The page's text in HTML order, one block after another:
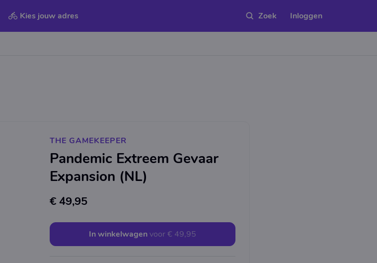
Kies jouw adres Inloggen
THE GAMEKEEPER
Pandemic Extreem Gevaar
Expansion (NL)
€ 49,95
In winkelwagenvoor€ 49,95